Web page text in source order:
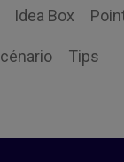
Idea Box
Tips